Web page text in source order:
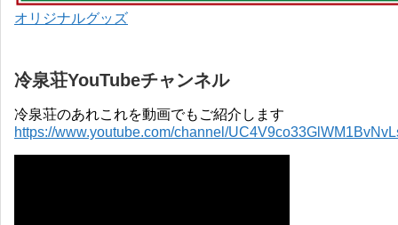
オリジナルグッズ
冷泉荘YouTubeチャンネル
冷泉荘のあれこれを動画でもご紹介します
https://www.youtube.com/channel/